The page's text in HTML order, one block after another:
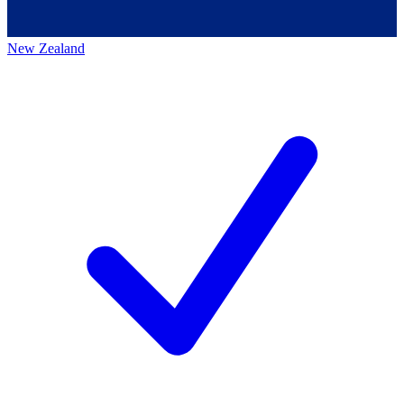
New Zealand